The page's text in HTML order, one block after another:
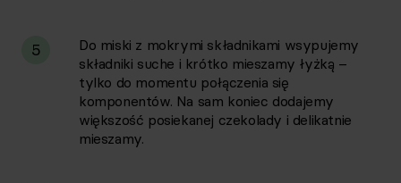
5
Do miski z mokrymi składnikami wsypujemy
składniki suche i krótko mieszamy łyżką –
tylko do momentu połączenia się
komponentów. Na sam koniec dodajemy
większość posiekanej czekolady i delikatnie
mieszamy.